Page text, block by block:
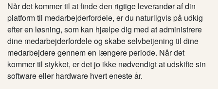
Når det kommer til at finde den rigtige leverandør af din
platform til medarbejderfordele, er du naturligvis på udkig
efter en løsning, som kan hjælpe dig med at administrere
dine medarbejderfordele og skabe selvbetjening til dine
medarbejdere gennem en længere periode. Når det
kommer til stykket, er det jo ikke nødvendigt at udskifte sin
software eller hardware hvert eneste år.